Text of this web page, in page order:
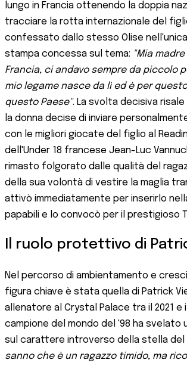
lungo in Francia ottenendo la doppia
tracciare la rotta internazionale del
confessato dallo stesso Olise
stampa concessa sul tema: "Mia
Francia, ci andavo sempre da piccolo
mio legame nasce da lì ed è per
questo Paese". La svolta decisiva risale
la donna decise di inviare
con le migliori giocate del figlio al
dell'Under 18 francese Jean-Luc
rimasto folgorato dalle qualità del
della sua volontà di vestire la maglia
attivò immediatamente per inserirlo
papabili e lo convocò per il prestigioso
Il ruolo protettivo di
Nel percorso di ambientamento e
figura chiave è stata quella di Patrick
allenatore al Crystal Palace tra il 2021 e il
campione del mondo del '98 ha svelato
sul carattere introverso della stella del
sanno che è un ragazzo timido, ma